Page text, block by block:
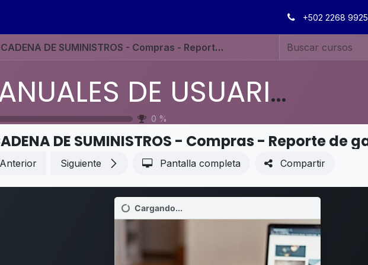
+502 2268 9925
CADENA DE SUMINISTROS - Compras - Reporte de gastos de aprovisionamiento
MANUALES DE USUARIO EN ESPAÑOL ODOO 19
0 %
Anterior Siguiente Pantalla completa Compartir